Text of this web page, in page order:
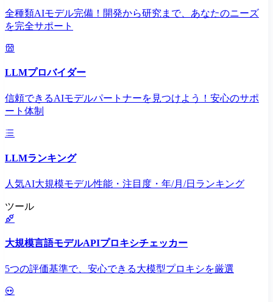
全種類AIモデル完備！開発から研究まで、あなたのニーズ
を完全サポート
LLMプロバイダー
信頼できるAIモデルパートナーを見つけよう！安心のサポ
ート体制
LLMランキング
人気AI大規模モデル性能・注目度・年/月/日ランキング
ツール
大規模言語モデルAPIプロキシチェッカー
5つの評価基準で、安心できる大模型プロキシを厳選